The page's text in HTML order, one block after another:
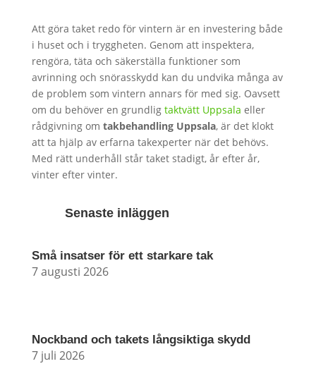
Att göra taket redo för vintern är en investering både
i huset och i tryggheten. Genom att inspektera,
rengöra, täta och säkerställa funktioner som
avrinning och snörasskydd kan du undvika många av
de problem som vintern annars för med sig. Oavsett
om du behöver en grundligtaktvätt Uppsala eller
rådgivning om takbehandling Uppsala, är det klokt
att ta hjälp av erfarna takexperter när det behövs.
Med rätt underhåll står taket stadigt, år efter år,
vinter efter vinter.
Senaste inläggen
Små insatser för ett starkare tak
7 augusti 2026
Nockband och takets långsiktiga skydd
7 juli 2026